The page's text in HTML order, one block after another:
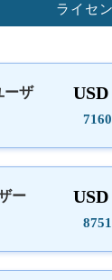
ライセ
ーザ
USD
ー
USD